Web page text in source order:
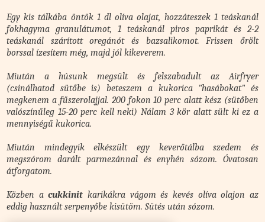
Egy kis tálkába öntök 1 dl olíva olajat, hozzáteszek 1 teáskanál
fokhagyma granulátumot, 1 teáskanál piros paprikát és 2-2
teáskanál szárított oregánót és bazsalikomot. Frissen őrölt
borssal ízesítem még, majd jól kikeverem.
Miután a húsunk megsült és felszabadult az Airfryer
(csinálhatod sütőbe is) beteszem a kukorica "hasábokat" és
megkenem a fűszerolajjal. 200 fokon 10 perc alatt kész (sütőben
valószínűleg 15-20 perc kell neki) Nálam 3 kör alatt sült ki ez a
mennyiségű kukorica.
Miután mindegyik elkészült egy keverőtálba szedem és
megszórom darált parmezánnal és enyhén sózom. Óvatosan
átforgatom.
Közben acukkinit karikákra vágom és kevés olíva olajon az
eddig használt serpenyőbe kisütöm. Sütés után sózom.